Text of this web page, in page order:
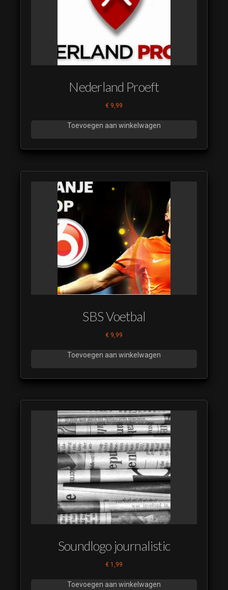
(luistervoorbeeld)
Voor het Blok 17
Voor het Blok 18
(luistervoorbeeld)
Nederland Proeft
€ 9,99
Toevoegen aan winkelwagen
SBS Voetbal
€ 9,99
Toevoegen aan winkelwagen
Soundlogo journalistic
€ 1,99
Toevoegen aan winkelwagen